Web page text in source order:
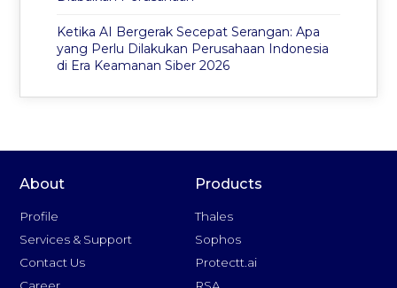
Ketika AI Bergerak Secepat Serangan: Apa
yang Perlu Dilakukan Perusahaan Indonesia
di Era Keamanan Siber 2026
About
Profile
Services & Support
Contact Us
Products
Thales
Sophos
Protectt.ai